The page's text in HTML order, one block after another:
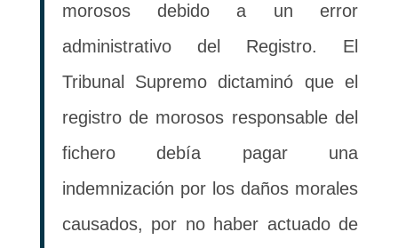
morosos debido a un error
administrativo del Registro. El
Tribunal Supremo dictaminó que el
registro de morosos responsable del
fichero debía pagar una
indemnización por los daños morales
causados, por no haber actuado de